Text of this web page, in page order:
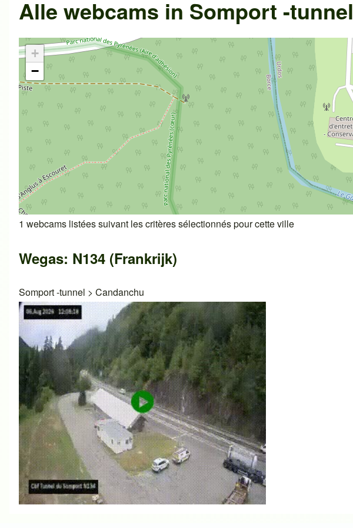
Alle webcams in Somport -tunnel
+
−
1 webcams listées suivant les critères sélectionnés pour cette ville
Wegas: N134 (Frankrijk)
Somport -tunnel > Candanchu